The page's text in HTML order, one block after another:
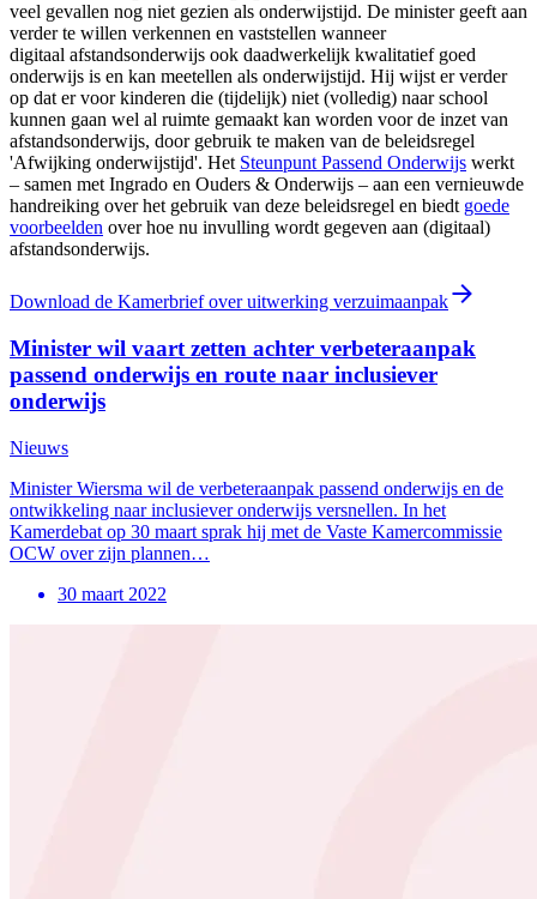
veel gevallen nog niet gezien als onderwijstijd. De minister geeft aan
verder te willen verkennen en vaststellen wanneer
digitaal afstandsonderwijs ook daadwerkelijk kwalitatief goed
onderwijs is en kan meetellen als onderwijstijd. Hij wijst er verder
op dat er voor kinderen die (tijdelijk) niet (volledig) naar school
kunnen gaan wel al ruimte gemaakt kan worden voor de inzet van
afstandsonderwijs, door gebruik te maken van de beleidsregel
'Afwijking onderwijstijd'. Het Steunpunt Passend Onderwijs werkt
– samen met Ingrado en Ouders & Onderwijs – aan een vernieuwde
handreiking over het gebruik van deze beleidsregel en biedt goede
voorbeelden over hoe nu invulling wordt gegeven aan (digitaal)
afstandsonderwijs.
Download de Kamerbrief over uitwerking verzuimaanpak
Minister wil vaart zetten achter verbeteraanpak
passend onderwijs en route naar inclusiever
onderwijs
Nieuws
Minister Wiersma wil de verbeteraanpak passend onderwijs en de
ontwikkeling naar inclusiever onderwijs versnellen. In het
Kamerdebat op 30 maart sprak hij met de Vaste Kamercommissie
OCW over zijn plannen…
30 maart 2022